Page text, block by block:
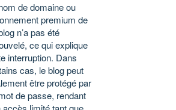
de domaine ou
premium de
n’a pas été
ce qui explique
interruption. Dans
cas, le blog peut
être protégé par
de passe, rendant